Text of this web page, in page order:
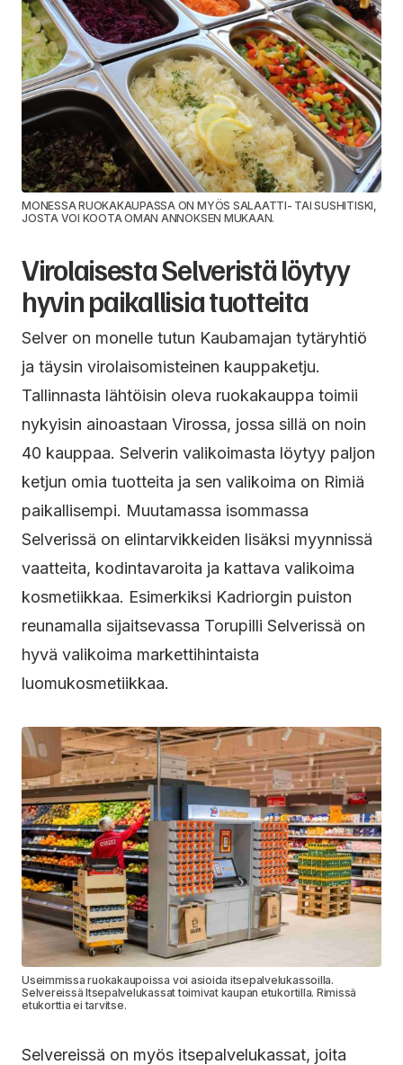
MONESSA RUOKAKAUPASSA ON MYÖS SALAATTI- TAI SUSHITISKI,
JOSTA VOI KOOTA OMAN ANNOKSEN MUKAAN.
Virolaisesta Selveristä löytyy
hyvin paikallisia tuotteita
Selver on monelle tutun Kaubamajan tytäryhtiö
ja täysin virolaisomisteinen kauppaketju.
Tallinnasta lähtöisin oleva ruokakauppa toimii
nykyisin ainoastaan Virossa, jossa sillä on noin
40 kauppaa. Selverin valikoimasta löytyy paljon
ketjun omia tuotteita ja sen valikoima on Rimiä
paikallisempi. Muutamassa isommassa
Selverissä on elintarvikkeiden lisäksi myynnissä
vaatteita, kodintavaroita ja kattava valikoima
kosmetiikkaa. Esimerkiksi Kadriorgin puiston
reunamalla sijaitsevassa Torupilli Selverissä on
hyvä valikoima markettihintaista
luomukosmetiikkaa.
Useimmissa ruokakaupoissa voi asioida itsepalvelukassoilla.
Selvereissä Itsepalvelukassat toimivat kaupan etukortilla. Rimissä
etukorttia ei tarvitse.
Selvereissä on myös itsepalvelukassat, joita